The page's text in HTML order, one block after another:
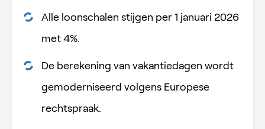
Alle loonschalen stijgen per 1 januari 2026
met 4%.
De berekening van vakantiedagen wordt
gemoderniseerd volgens Europese
rechtspraak.